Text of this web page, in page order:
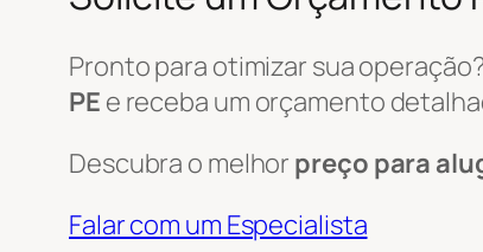
Pronto para otimizar sua
PE e receba um orçamento
Descubra o melhor preço para
Falar com um Especialista